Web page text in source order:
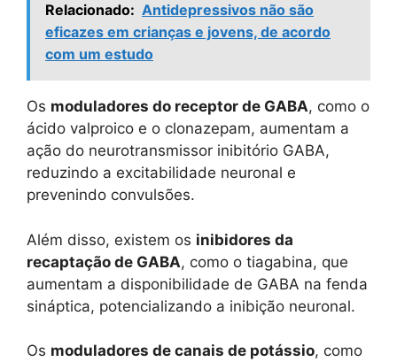
Relacionado: Antidepressivos não são
eficazes em crianças e jovens, de acordo
com um estudo
Os moduladores do receptor de GABA, como o
ácido valproico e o clonazepam, aumentam a
ação do neurotransmissor inibitório GABA,
reduzindo a excitabilidade neuronal e
prevenindo convulsões.
Além disso, existem os inibidores da
recaptação de GABA, como o tiagabina, que
aumentam a disponibilidade de GABA na fenda
sináptica, potencializando a inibição neuronal.
Os moduladores de canais de potássio, como